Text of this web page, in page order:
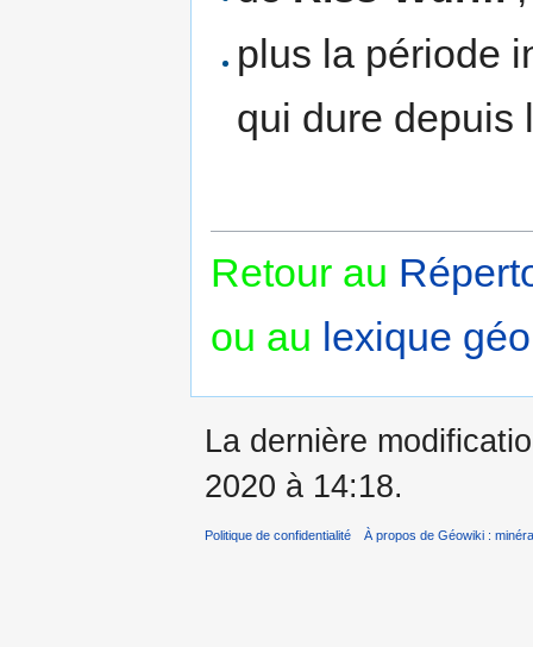
plus la période
qui dure depuis
Retour au
ou au lexique
La dernière
2020 à 14:18.
Politique de confidentialité À propos de Géowiki :